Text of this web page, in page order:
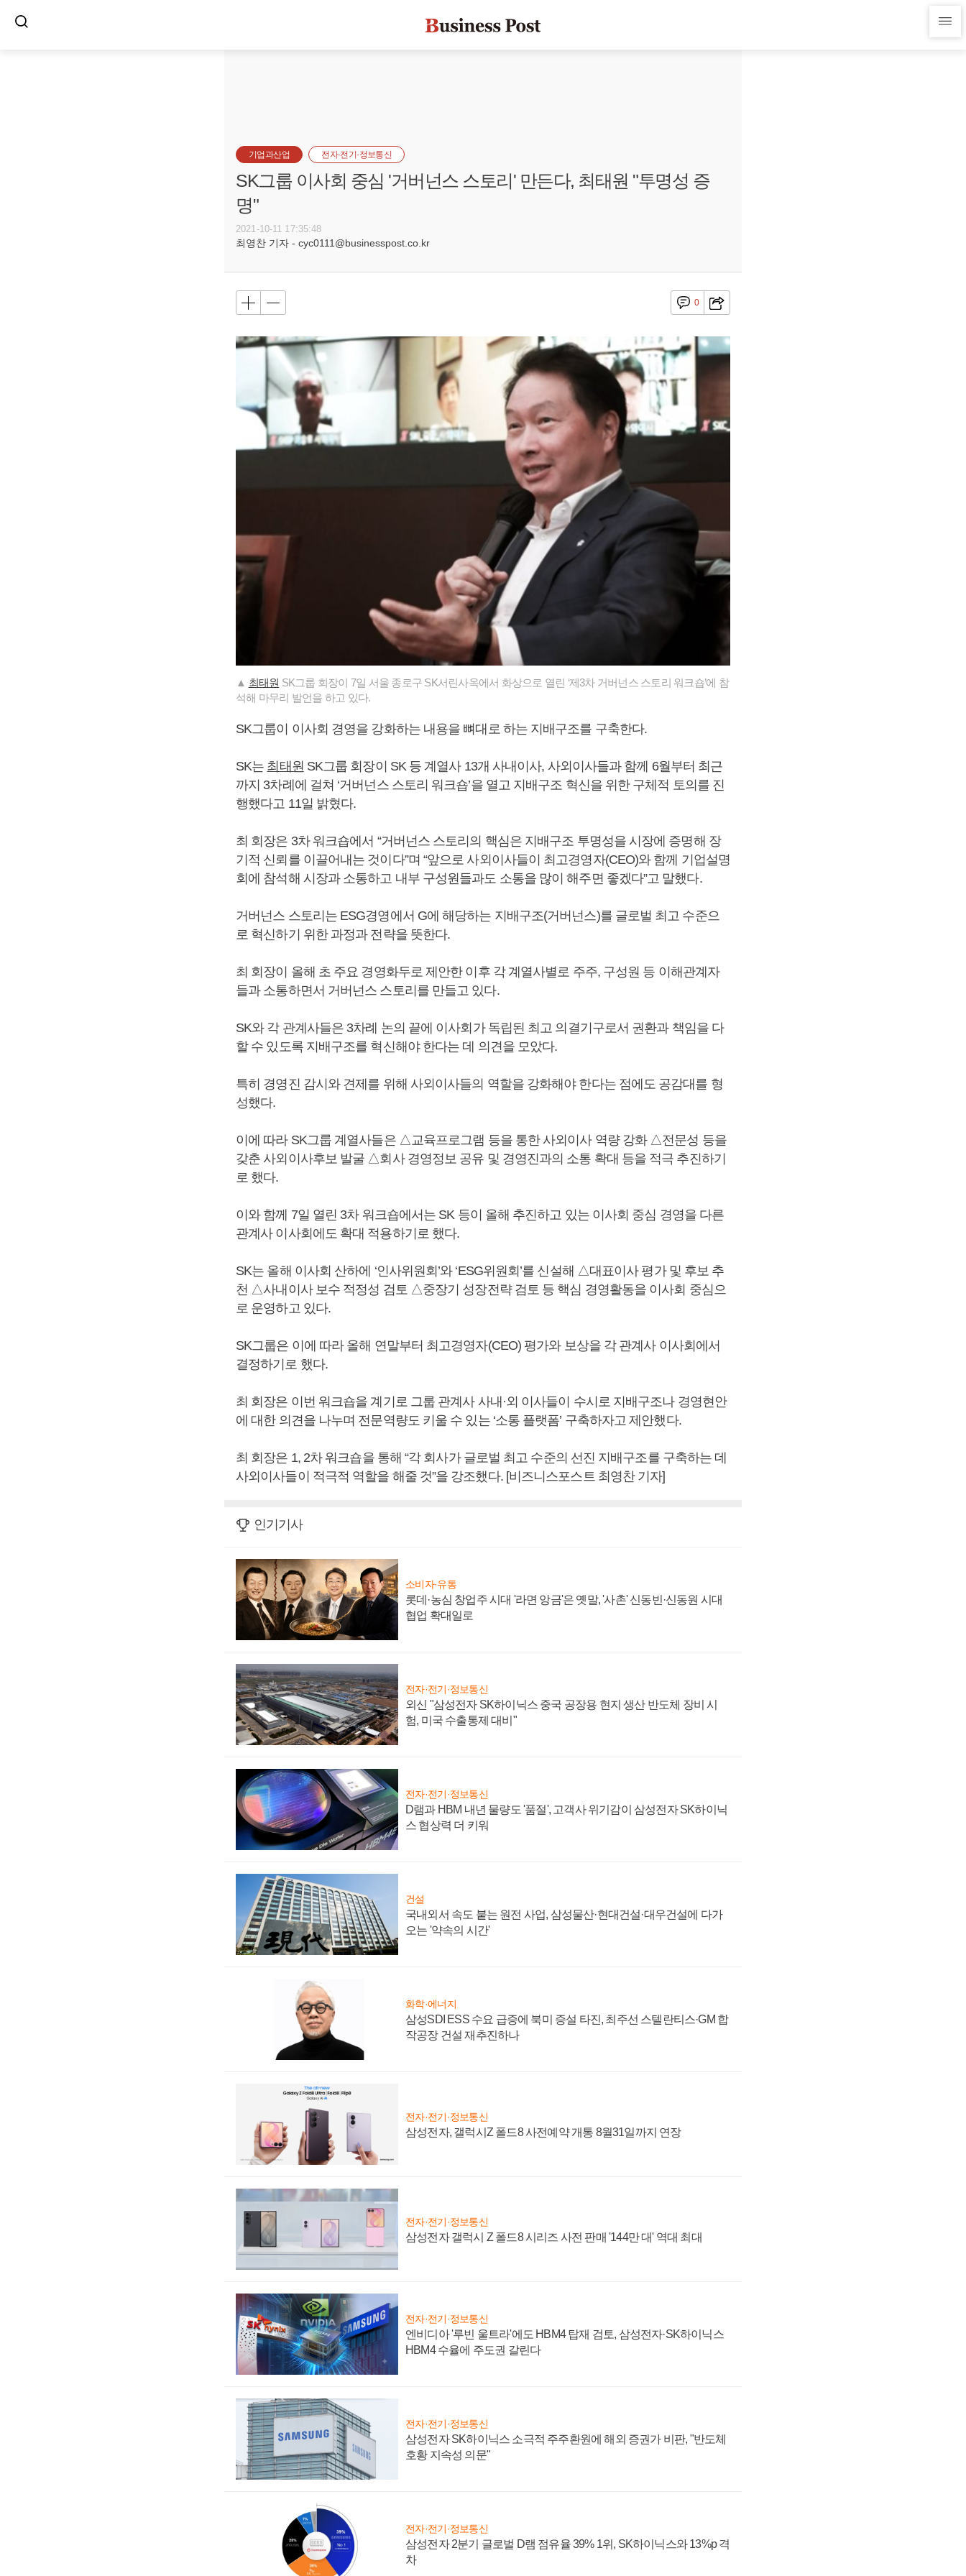
기업과산업 전자·전기·정보통신
SK그룹 이사회 중심 '거버넌스 스토리' 만든다, 최태원 "투명성 증
명"
2021-10-11 17:35:48
최영찬 기자 - cyc0111@businesspost.co.kr
0
▲ 최태원 SK그룹 회장이 7일 서울 종로구 SK서린사옥에서 화상으로 열린 ‘제3차 거버넌스 스토리 워크숍’에 참
석해 마무리 발언을 하고 있다.
SK그룹이 이사회 경영을 강화하는 내용을 뼈대로 하는 지배구조를 구축한다.
SK는 최태원 SK그룹 회장이 SK 등 계열사 13개 사내이사, 사외이사들과 함께 6월부터 최근
까지 3차례에 걸쳐 ‘거버넌스 스토리 워크숍’을 열고 지배구조 혁신을 위한 구체적 토의를 진
행했다고 11일 밝혔다.
최 회장은 3차 워크숍에서 “거버넌스 스토리의 핵심은 지배구조 투명성을 시장에 증명해 장
기적 신뢰를 이끌어내는 것이다”며 “앞으로 사외이사들이 최고경영자(CEO)와 함께 기업설명
회에 참석해 시장과 소통하고 내부 구성원들과도 소통을 많이 해주면 좋겠다”고 말했다.
거버넌스 스토리는 ESG경영에서 G에 해당하는 지배구조(거버넌스)를 글로벌 최고 수준으
로 혁신하기 위한 과정과 전략을 뜻한다.
최 회장이 올해 초 주요 경영화두로 제안한 이후 각 계열사별로 주주, 구성원 등 이해관계자
들과 소통하면서 거버넌스 스토리를 만들고 있다.
SK와 각 관계사들은 3차례 논의 끝에 이사회가 독립된 최고 의결기구로서 권환과 책임을 다
할 수 있도록 지배구조를 혁신해야 한다는 데 의견을 모았다.
특히 경영진 감시와 견제를 위해 사외이사들의 역할을 강화해야 한다는 점에도 공감대를 형
성했다.
이에 따라 SK그룹 계열사들은 △교육프로그램 등을 통한 사외이사 역량 강화 △전문성 등을
갖춘 사외이사후보 발굴 △회사 경영정보 공유 및 경영진과의 소통 확대 등을 적극 추진하기
로 했다.
이와 함께 7일 열린 3차 워크숍에서는 SK 등이 올해 추진하고 있는 이사회 중심 경영을 다른
관계사 이사회에도 확대 적용하기로 했다.
SK는 올해 이사회 산하에 ‘인사위원회’와 ‘ESG위원회’를 신설해 △대표이사 평가 및 후보 추
천 △사내이사 보수 적정성 검토 △중장기 성장전략 검토 등 핵심 경영활동을 이사회 중심으
로 운영하고 있다.
SK그룹은 이에 따라 올해 연말부터 최고경영자(CEO) 평가와 보상을 각 관계사 이사회에서
결정하기로 했다.
최 회장은 이번 워크숍을 계기로 그룹 관계사 사내·외 이사들이 수시로 지배구조나 경영현안
에 대한 의견을 나누며 전문역량도 키울 수 있는 ‘소통 플랫폼’ 구축하자고 제안했다.
최 회장은 1, 2차 워크숍을 통해 “각 회사가 글로벌 최고 수준의 선진 지배구조를 구축하는 데
사외이사들이 적극적 역할을 해줄 것”을 강조했다. [비즈니스포스트 최영찬 기자]
인기기사
소비자·유통
롯데·농심 창업주 시대 '라면 앙금'은 옛말, '사촌' 신동빈·신동원 시대
협업 확대일로
전자·전기·정보통신
외신 "삼성전자 SK하이닉스 중국 공장용 현지 생산 반도체 장비 시
험, 미국 수출통제 대비"
전자·전기·정보통신
D램과 HBM 내년 물량도 '품절', 고객사 위기감이 삼성전자 SK하이닉
스 협상력 더 키워
건설
국내외서 속도 붙는 원전 사업, 삼성물산·현대건설·대우건설에 다가
오는 '약속의 시간'
화학·에너지
삼성SDI ESS 수요 급증에 북미 증설 타진, 최주선 스텔란티스·GM 합
작공장 건설 재추진하나
전자·전기·정보통신
삼성전자, 갤럭시Z 폴드8 사전예약 개통 8월31일까지 연장
전자·전기·정보통신
삼성전자 갤럭시 Z 폴드8 시리즈 사전 판매 '144만 대' 역대 최대
전자·전기·정보통신
엔비디아 '루빈 울트라'에도 HBM4 탑재 검토, 삼성전자·SK하이닉스
HBM4 수율에 주도권 갈린다
전자·전기·정보통신
삼성전자 SK하이닉스 소극적 주주환원에 해외 증권가 비판, "반도체
호황 지속성 의문"
전자·전기·정보통신
삼성전자 2분기 글로벌 D램 점유율 39% 1위, SK하이닉스와 13%p 격
차